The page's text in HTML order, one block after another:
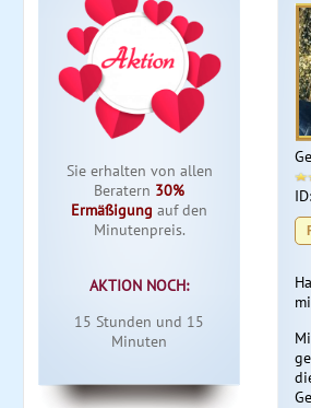
Sie erhalten von allen
Beratern 30%
Ermäßigung auf den
Minutenpreis.
AKTION NOCH:
15
15
ID: